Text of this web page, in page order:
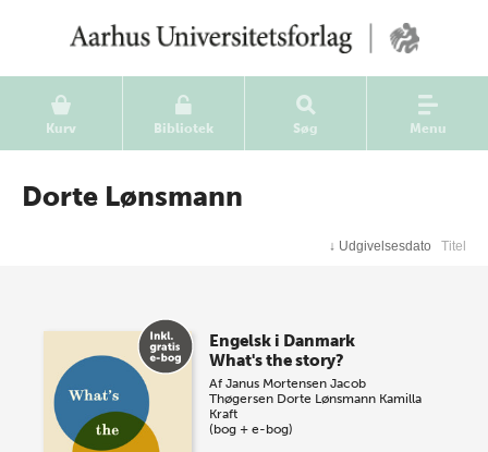
Kurv Bibliotek Søg Menu
Dorte Lønsmann
↓ Udgivelsesdato Titel
Engelsk i Danmark
What's the story?
AfJanus Mortensen Jacob
Thøgersen Dorte Lønsmann Kamilla
Kraft
(bog + e-bog)